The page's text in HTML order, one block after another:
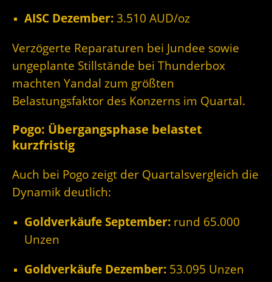
AISC Dezember: 3.510 AUD/oz
Verzögerte Reparaturen bei Jundee sowie
ungeplante Stillstände bei Thunderbox
machten Yandal zum größten
Belastungsfaktor des Konzerns im Quartal.
Pogo: Übergangsphase belastet
kurzfristig
Auch bei Pogo zeigt der Quartalsvergleich die
Dynamik deutlich:
Goldverkäufe September: rund 65.000
Unzen
Goldverkäufe Dezember: 53.095 Unzen